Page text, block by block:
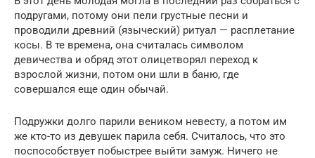
подругами, потому они пели грустные песни и
проводили древний (языческий) ритуал — расплетание
косы. В те времена, она считалась символом
девичества и обряд этот олицетворял переход к
взрослой жизни, потом они шли в баню, где
совершался еще один обычай.
Подружки долго парили веником невесту, а потом им
же кто-то из девушек парила себя. Считалось, что это
поспособствует побыстрее выйти замуж. Ничего не